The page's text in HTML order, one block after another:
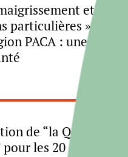
et autres
» chez
PACA : une
de “la Question
les 20 ans de